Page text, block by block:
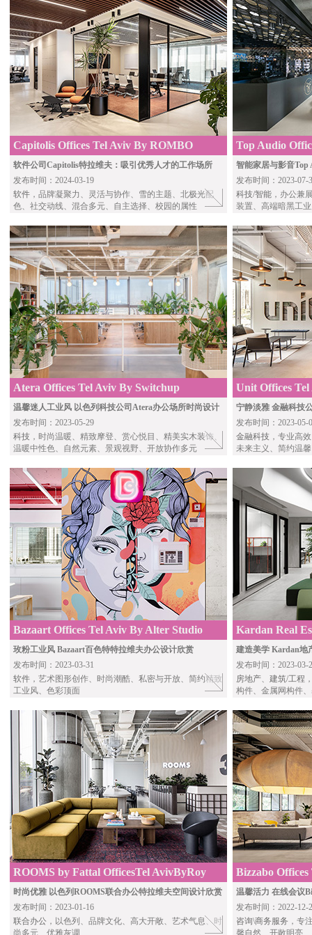
Capitolis Offices Tel Aviv By ROMBO
软件公司Capitolis特拉维夫：吸引优秀人才的工作场所
发布时间：2024-03-19
软件 ，品牌凝聚力、灵活与协作、雪的主题、北极光配
色、社交动线、混合多元、自主选择、校园的属性
Top Audio
Architects
智能家居与影音Top
发布时间：2023-07-
科技/智能 ，办公兼
装置、高端暗黑工
Atera Offices Tel Aviv By Switchup
温馨迷人工业风 以色列科技公司Atera办公场所时尚设计
发布时间：2023-05-29
科技 ，时尚温暖、精致摩登、赏心悦目、精美实木装饰、
温暖中性色、自然元素、景观视野、开放协作多元
Unit Offices
宁静淡雅 金融科技
发布时间：2023-05-
金融科技 ，专业高
未来主义、简约温
Bazaart Offices Tel Aviv By Alter Studio
玫粉工业风 Bazaart百色特特拉维夫办公设计欣赏
发布时间：2023-03-31
软件 ，艺术图形创作、时尚潮酷、私密与开放、简约精致
工业风、色彩顶面
Kardan Real
Shared Offices
建造美学 Kardan地
发布时间：2023-03-
房地产、 建筑/工程
构件、金属网构件
ROOMS by Fattal OfficesTel AvivByRoy
David Studio
时尚优雅 以色列ROOMS联合办公特拉维夫空间设计欣赏
发布时间：2023-01-16
联合办公 ，以色列、品牌文化、高大开敞、艺术气息、时
尚多元、优雅灰调
Bizzabo
温馨活力 在线会议
发布时间：2022-12-
咨询\商务服务 ，专
馨自然、开敞明亮